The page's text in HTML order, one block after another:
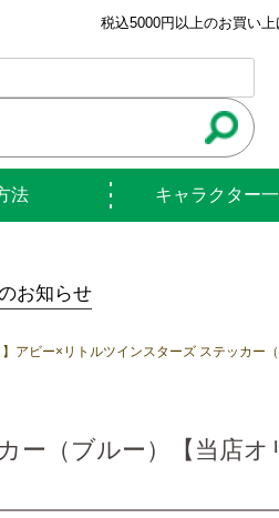
税込5000円以上のお買い上
法 キャラクター
お知らせ
】アビー×リトルツインスターズ ステッカー
ー（ブルー）【当店オ